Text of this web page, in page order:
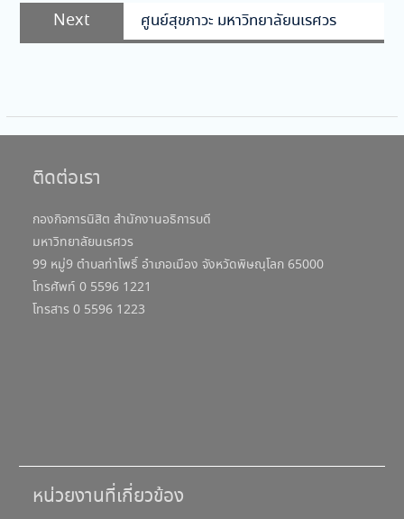
Next
Next
post:
ศูนย์สุขภาวะ มหาวิทยาลัยนเรศวร
ติดต่อเรา
กองกิจการนิสิต สำนักงานอธิการบดี
มหาวิทยาลัยนเรศวร
99 หมู่9 ตำบลท่าโพธิ์ อำเภอเมือง จังหวัดพิษณุโลก 65000
โทรศัพท์ 0 5596 1221
โทรสาร 0 5596 1223
หน่วยงานที่เกี่ยวข้อง